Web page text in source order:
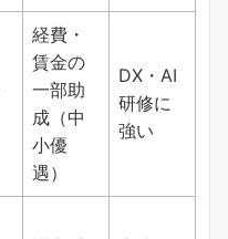
経費・
賃金の
一部助
成（中
小優
遇）
DX・AI
研修に
強い